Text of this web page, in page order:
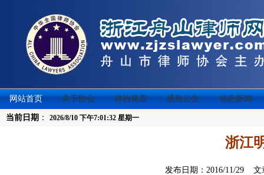
网站首页 关于协会 律协规章 通知公告 动态新闻
当前日期 ： 2026/8/10 下午7:01:32 星期一
浙江
发布日期：2016/11/29